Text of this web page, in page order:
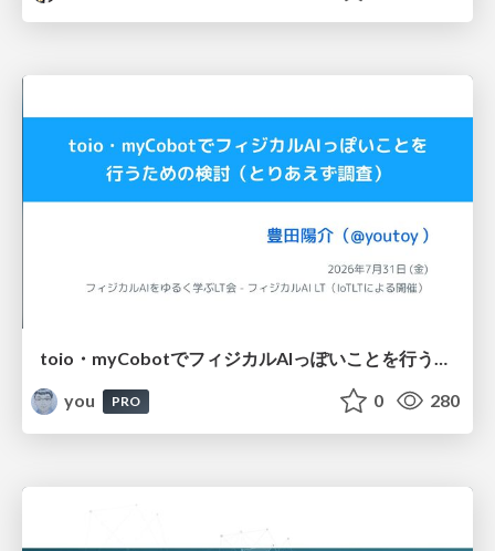
toio・myCobotでフィジカルAIっぽいことを行うための検討（とりあえず調査） / フィジカルAI LT（IoTLTによる開催）
you
PRO 0 280